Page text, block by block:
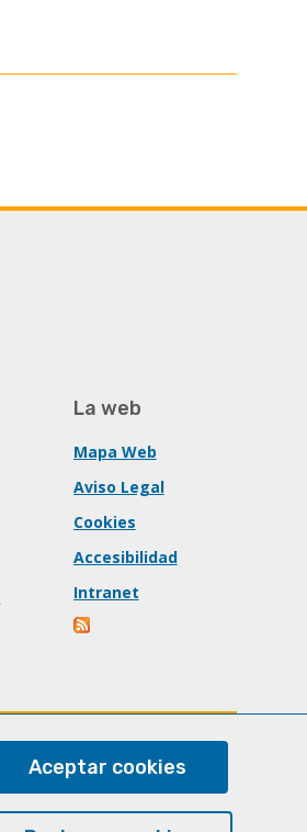
La web
Mapa Web
Aviso Legal
Cookies
Accesibilidad
Intranet
Aceptar cookies